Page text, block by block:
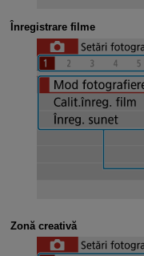
Înregistrare filme
Zonă creativă